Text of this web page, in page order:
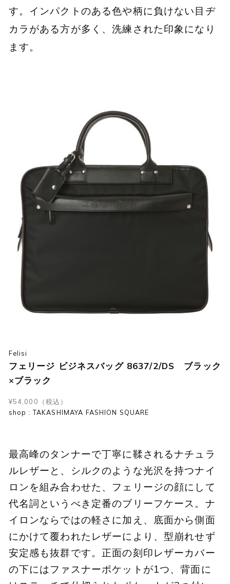
す。インパクトのある色や柄に負けない目ヂ
カラがある方が多く、洗練された印象になり
ます。
Felisi
フェリージ ビジネスバッグ 8637/2/DS ブラック
×ブラック
¥54,000（税込）
shop : TAKASHIMAYA FASHION SQUARE
最高峰のタンナーで丁寧に鞣されるナチュラ
ルレザーと、シルクのような光沢を持つナイ
ロンを組み合わせた、フェリージの顔にして
代名詞というべき定番のブリーフケース。ナ
イロンならではの軽さに加え、底面から側面
にかけて覆われたレザーにより、型崩れせず
安定感も抜群です。正面の刻印レザーカバー
の下にはファスナーポケットが1つ、背面に